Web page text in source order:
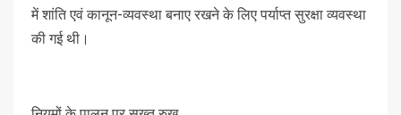
में शांति एवं कानून-व्यवस्था बनाए रखने के लिए पर्याप्त सुरक्षा व्यवस्था
की गई थी।